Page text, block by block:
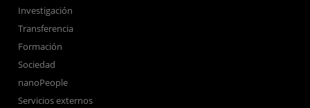
Investigación
Transferencia
Formación
Sociedad
nanoPeople
Servicios externos